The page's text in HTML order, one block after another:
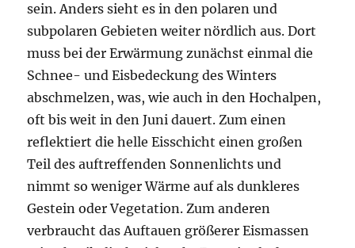
sein. Anders sieht es in den polaren und
subpolaren Gebieten weiter nördlich aus. Dort
muss bei der Erwärmung zunächst einmal die
Schnee- und Eisbedeckung des Winters
abschmelzen, was, wie auch in den Hochalpen,
oft bis weit in den Juni dauert. Zum einen
reflektiert die helle Eisschicht einen großen
Teil des auftreffenden Sonnenlichts und
nimmt so weniger Wärme auf als dunkleres
Gestein oder Vegetation. Zum anderen
verbraucht das Auftauen größerer Eismassen